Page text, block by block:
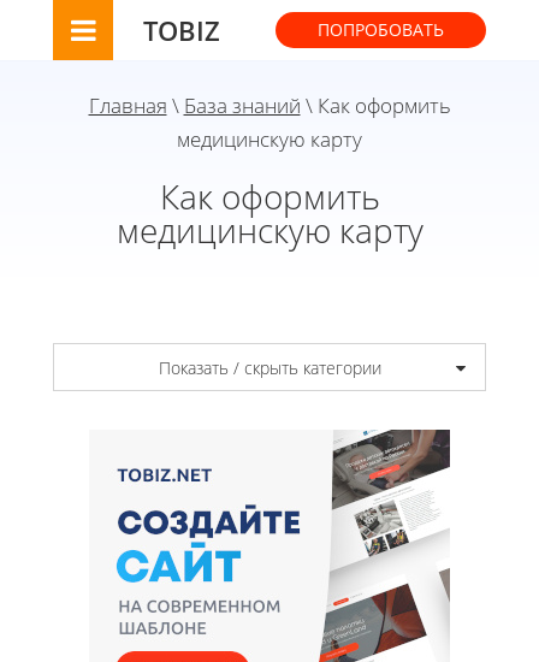
TOBIZ ПОПРОБОВАТЬ
Главная \ База знаний \ Как оформить
медицинскую карту
Как оформить
медицинскую карту
Показать / скрыть категории